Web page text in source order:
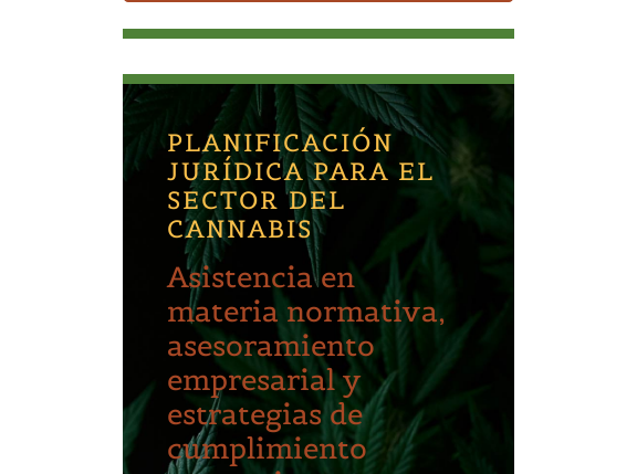
PLANIFICACIÓN
JURÍDICA PARA EL
SECTOR DEL
CANNABIS
Asistencia en
materia normativa,
asesoramiento
empresarial y
estrategias de
cumplimiento